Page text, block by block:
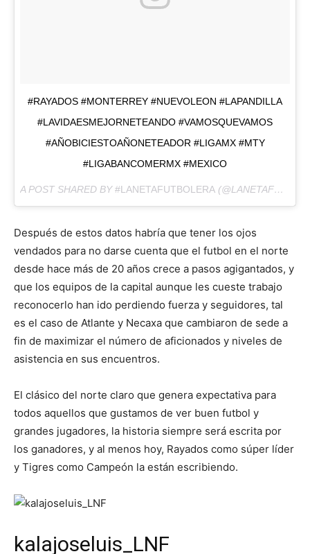
#RAYADOS #MONTERREY #NUEVOLEON #LAPANDILLA
#LAVIDAESMEJORNETEANDO #VAMOSQUEVAMOS
#AÑOBICIESTOAÑONETEADOR #LIGAMX #MTY
#LIGABANCOMERMX #MEXICO
A POST SHARED BY#LANETAFUTBOLERA (@LANETAFUTBOLERA) ON
Después de estos datos habría que tener los ojos
vendados para no darse cuenta que el futbol en el norte
desde hace más de 20 años crece a pasos agigantados, y
que los equipos de la capital aunque les cueste trabajo
reconocerlo han ido perdiendo fuerza y seguidores, tal
es el caso de Atlante y Necaxa que cambiaron de sede a
fin de maximizar el número de aficionados y niveles de
asistencia en sus encuentros.
El clásico del norte claro que genera expectativa para
todos aquellos que gustamos de ver buen futbol y
grandes jugadores, la historia siempre será escrita por
los ganadores, y al menos hoy, Rayados como súper líder
y Tigres como Campeón la están escribiendo.
kalajoseluis_LNF